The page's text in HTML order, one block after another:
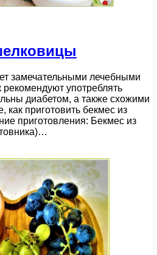
замечательными лечебными
употреблять
диабетом, а также схожими
как приготовить бекмес из
приготовления: Бекмес из